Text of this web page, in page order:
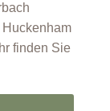
finden Sie